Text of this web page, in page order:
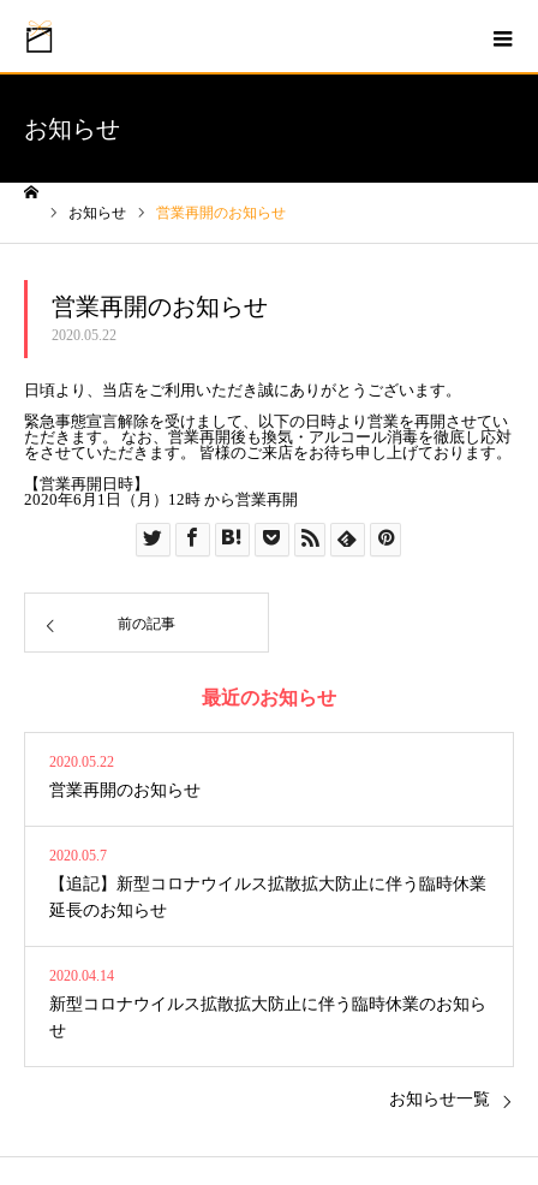
お知らせ
お知らせ 営業再開のお知らせ
営業再開のお知らせ
2020.05.22
日頃より、当店をご利用いただき誠にありがとうございます。
緊急事態宣言解除を受けまして、以下の日時より営業を再開させてい
ただきます。 なお、営業再開後も換気・アルコール消毒を徹底し応対
をさせていただきます。 皆様のご来店をお待ち申し上げております。
【営業再開日時】
2020年6月1日（月）12時 から営業再開
前の記事
最近のお知らせ
2020.05.22
営業再開のお知らせ
2020.05.7
【追記】新型コロナウイルス拡散拡大防止に伴う臨時休業
延長のお知らせ
2020.04.14
新型コロナウイルス拡散拡大防止に伴う臨時休業のお知ら
せ
お知らせ一覧